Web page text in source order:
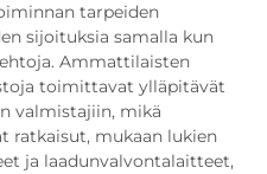
tarpeiden
sijoituksia samalla kun
Ammattilaisten
toimittavat ylläpitävät
valmistajiin, mikä
ratkaisut, mukaan lukien
ja laadunvalvontalaitteet,